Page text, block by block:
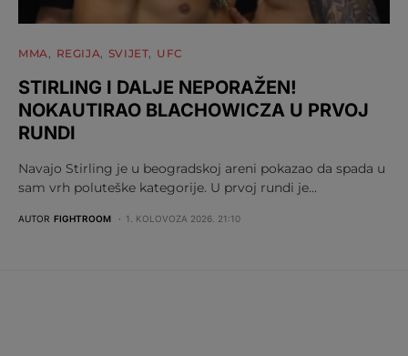
MMA REGIJA SVIJET UFC
STIRLING I DALJE NEPORAŽEN!
NOKAUTIRAO BLACHOWICZA U PRVOJ
RUNDI
Navajo Stirling je u beogradskoj areni pokazao da spada u
sam vrh poluteške kategorije. U prvoj rundi je…
AUTOR FIGHTROOM 1. KOLOVOZA 2026. 21:10